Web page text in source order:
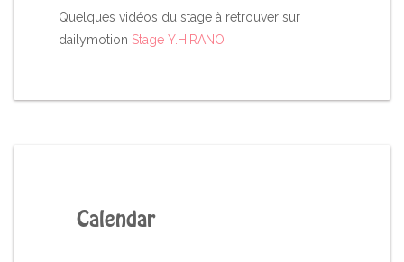
Quelques vidéos du stage à retrouver sur
dailymotion Stage Y.HIRANO
Calendar